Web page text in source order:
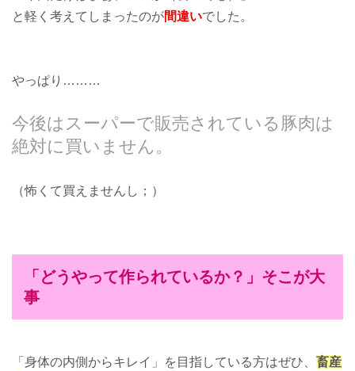
と軽く考えてしまったのが間違いでした。
やっぱり………
今後はスーパーで販売されている豚肉は
絶対に買いません。
（怖くて買えませんし；）
「どうやって作られているか？」そこが大
事
「身体の内側からキレイ」を目指している方はぜひ、 畜産